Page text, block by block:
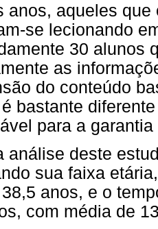
anos, aqueles
se lecionando
30 alunos
as
do conteúdo
bastante
para a
análise deste
sua faixa
anos, e o
com média de